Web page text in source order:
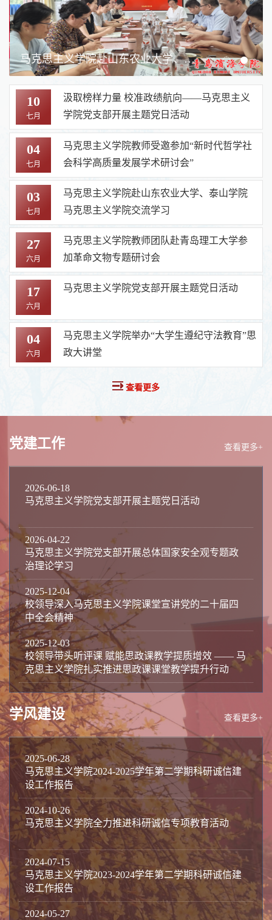
马克思主义学院赴山东农业大学、泰山学院马克思主义学院交流学习
10
七月
汲取榜样力量 校准政绩航向——马克思主义
学院党支部开展主题党日活动
04
七月
马克思主义学院教师受邀参加“新时代哲学社
会科学高质量发展学术研讨会”
03
七月
马克思主义学院赴山东农业大学、泰山学院
马克思主义学院交流学习
27
六月
马克思主义学院教师团队赴青岛理工大学参
加革命文物专题研讨会
17
六月
马克思主义学院党支部开展主题党日活动
04
六月
马克思主义学院举办“大学生遵纪守法教育”思
政大讲堂
查看更多
党建工作 查看更多+
2026-06-18
马克思主义学院党支部开展主题党日活动
2026-04-22
马克思主义学院党支部开展总体国家安全观专题政
治理论学习
2025-12-04
校领导深入马克思主义学院课堂宣讲党的二十届四
中全会精神
2025-12-03
校领导带头听评课 赋能思政课教学提质增效 —— 马
克思主义学院扎实推进思政课课堂教学提升行动
学风建设 查看更多+
2025-06-28
马克思主义学院2024-2025学年第二学期科研诚信建
设工作报告
2024-10-26
马克思主义学院全力推进科研诚信专项教育活动
2024-07-15
马克思主义学院2023-2024学年第二学期科研诚信建
设工作报告
2024-05-27